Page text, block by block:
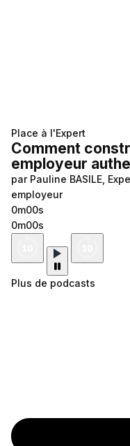
Place à l'Expert
Comment
employeur
par Pauline BASILE,
employeur
0m00s
0m00s
Plus de podcasts